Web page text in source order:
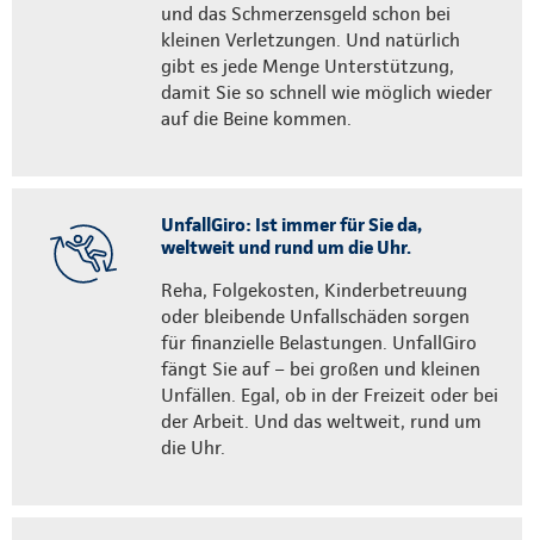
und das Schmerzensgeld schon bei
kleinen Verletzungen. Und natürlich
gibt es jede Menge Unterstützung,
damit Sie so schnell wie möglich wieder
auf die Beine kommen.
UnfallGiro: Ist immer für Sie da,
weltweit und rund um die Uhr.
Reha, Folgekosten, Kinderbetreuung
oder bleibende Unfallschäden sorgen
für finanzielle Belastungen. UnfallGiro
fängt Sie auf – bei großen und kleinen
Unfällen. Egal, ob in der Freizeit oder bei
der Arbeit. Und das weltweit, rund um
die Uhr.